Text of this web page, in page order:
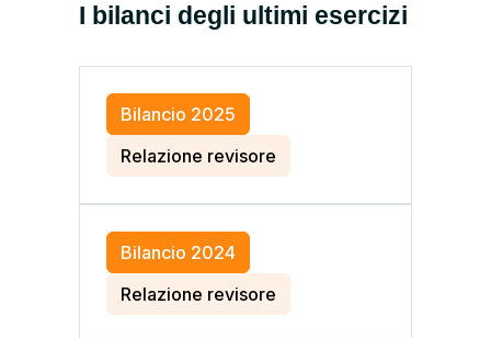
I bilanci degli ultimi esercizi
Bilancio 2025
Relazione revisore
Bilancio 2024
Relazione revisore